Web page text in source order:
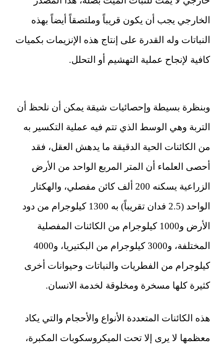
الخارجي يجب أن يكون قريباً وملتصقاً أيضاً بهذه
النباتات وله القدرة على إنتاج هذه الإنزيمات بكميات
كافية لإنجاح عملية التهشيم أو التحلل.
وبنظرة بسيطة وإحصائيات شيقة يمكن أن نلحظ أن
التربة وهي الوسط الذي تتم فيه عملية التكسير به
من الكائنات الحية الدقيقة ما يدهش العقل، فقد
أحصى العلماء أن المتر المربع الواحد من الأرض
الزراعية يسكنه 200 ألف كائن مفصلي، والهكتار
الواحد (2.5 فدان تقريباً) به 1300 كيلوجرام من دود
الأرض و1000 كيلوجرام من الكائنات المفصلية
المختلفة، و3000 كيلوجرام من البكتيريا، و4000
كيلوجرام من الفطريات والنباتات وحيوانات أخرى
كثيرة كلها مسخرة ومخلوقة لخدمة الانسان.
هذه الكائنات المتعددة الأنواع والأحجام والتي يكاد
معظمها لا يرى إلا تحت الميكروسكوبات المكبرة،